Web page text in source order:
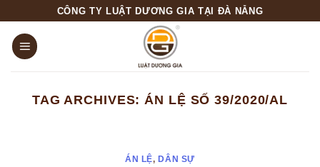
content
CÔNG TY LUẬT DƯƠNG GIA TẠI ĐÀ NẴNG
TAG ARCHIVES:ÁN LỆ SỐ 39/2020/AL
ÁN LỆ,DÂN SỰ